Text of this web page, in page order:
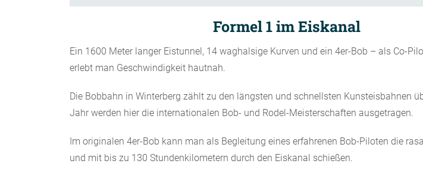
Formel 1 im Eiskanal
Ein 1600 Meter langer Eistunnel, 14 waghalsige Kurven und ein 4er-Bob – als Co-
erlebt man Geschwindigkeit hautnah.
Die Bobbahn in Winterberg zählt zu den längsten und schnellsten Kunsteisbahnen
Jahr werden hier die internationalen Bob- und Rodel-Meisterschaften ausgetragen.
Im originalen 4er-Bob kann man als Begleitung eines erfahrenen Bob-Piloten die
und mit bis zu 130 Stundenkilometern durch den Eiskanal schießen.